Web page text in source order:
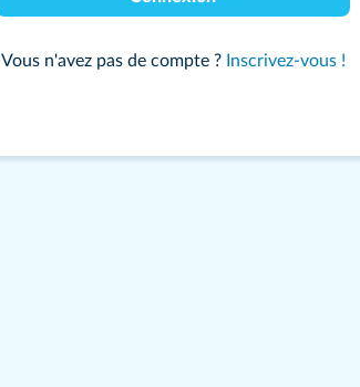
Vous n'avez pas de compte ? Inscrivez-vous !